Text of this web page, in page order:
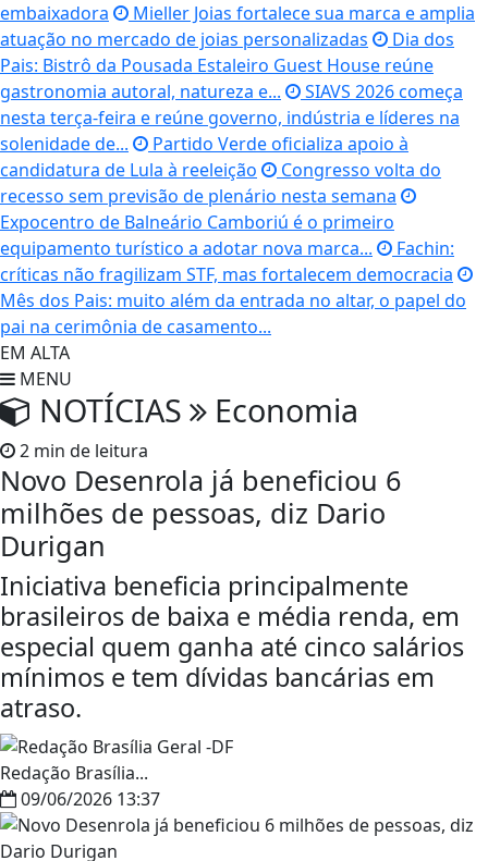
embaixadora
Mieller Joias fortalece sua marca e amplia
atuação no mercado de joias personalizadas
Dia dos
Pais: Bistrô da Pousada Estaleiro Guest House reúne
gastronomia autoral, natureza e...
SIAVS 2026 começa
nesta terça-feira e reúne governo, indústria e líderes na
solenidade de...
Partido Verde oficializa apoio à
candidatura de Lula à reeleição
Congresso volta do
recesso sem previsão de plenário nesta semana
Expocentro de Balneário Camboriú é o primeiro
equipamento turístico a adotar nova marca...
Fachin:
críticas não fragilizam STF, mas fortalecem democracia
Mês dos Pais: muito além da entrada no altar, o papel do
pai na cerimônia de casamento...
EM ALTA
MENU
NOTÍCIAS Economia
2 min de leitura
Novo Desenrola já beneficiou 6
milhões de pessoas, diz Dario
Durigan
Iniciativa beneficia principalmente
brasileiros de baixa e média renda, em
especial quem ganha até cinco salários
mínimos e tem dívidas bancárias em
atraso.
Redação Brasília...
09/06/2026 13:37